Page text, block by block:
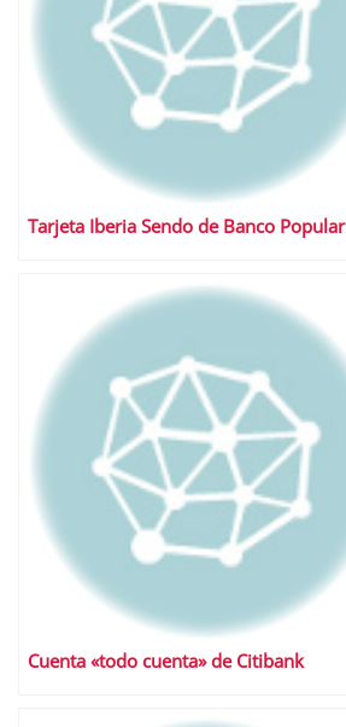
Tarjeta Iberia Sendo de Banco Popular
Cuenta «todo cuenta» de Citibank